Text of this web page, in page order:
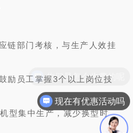
链部门考核，与生产人效挂
励员工掌握3个以上岗位技
型集中生产，减少换型时
现在有优惠活动吗